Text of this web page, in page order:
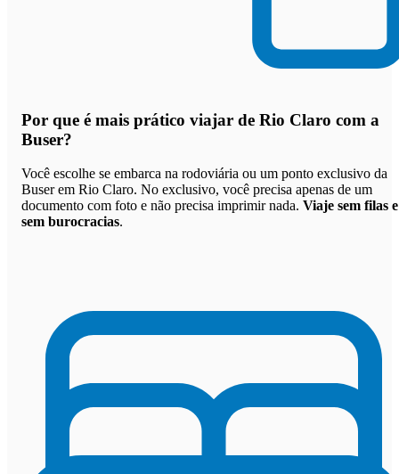
Por que é mais prático viajar de Rio Claro com a
Buser?
Você escolhe se embarca na rodoviária ou um ponto exclusivo da
Buser em Rio Claro. No exclusivo, você precisa apenas de um
documento com foto e não precisa imprimir nada. Viaje sem filas e
sem burocracias.